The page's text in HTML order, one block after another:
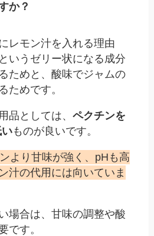
か？
レモン汁を入れる理由
いうゼリー状になる成分
ためと、酸味でジャムの
ためです。
品としては、ペクチンを
ものが良いです。
より甘味が強く、pHも高
汁の代用には向いていま
場合は、甘味の調整や酸
です。